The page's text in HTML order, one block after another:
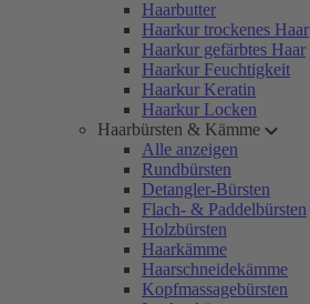
Haarbutter
Haarkur trockenes Haar
Haarkur gefärbtes Haar
Haarkur Feuchtigkeit
Haarkur Keratin
Haarkur Locken
Haarbürsten & Kämme
Alle anzeigen
Rundbürsten
Detangler-Bürsten
Flach- & Paddelbürsten
Holzbürsten
Haarkämme
Haarschneidekämme
Kopfmassagebürsten